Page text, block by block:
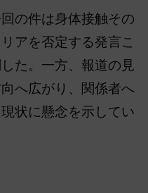
の件は身体接触その
アを否定する発言こ
た。一方、報道の見
へ広がり、関係者へ
状に懸念を示してい